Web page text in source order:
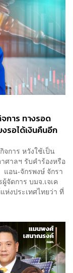
การ ทางรอด
รอได้เงินคืนอีก
จการ หวังใช้เป็น
ศาลฯ รับคำร้องหรือ
อน-จักรพงษ์ จักรา
จัดการ บมจ.เจเค
ห่งประเทศไทยว่า ที่